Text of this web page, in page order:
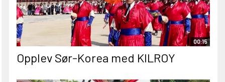
00:15
Opplev Sør-Korea med KILROY